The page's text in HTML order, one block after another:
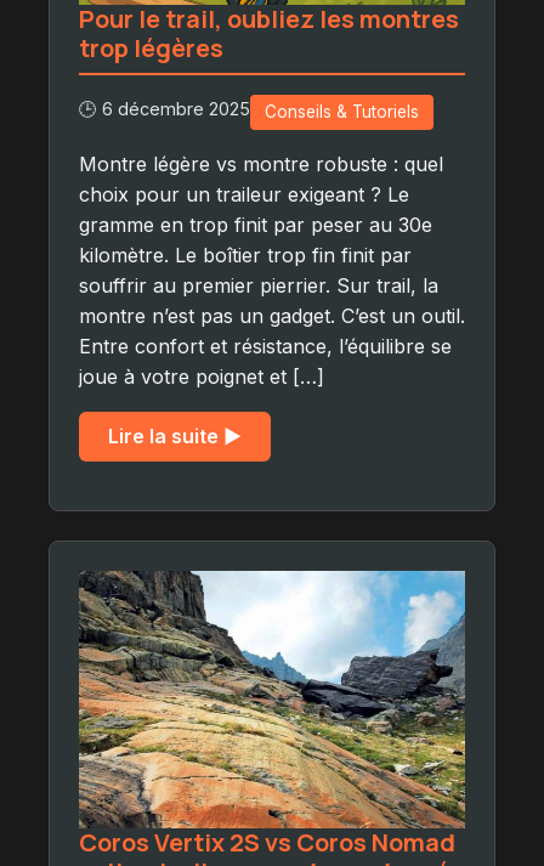
Pour le trail, oubliez les montres
trop légères
🕒 6 décembre 2025 Conseils & Tutoriels
Montre légère vs montre robuste : quel
choix pour un traileur exigeant ? Le
gramme en trop finit par peser au 30e
kilomètre. Le boîtier trop fin finit par
souffrir au premier pierrier. Sur trail, la
montre n’est pas un gadget. C’est un outil.
Entre confort et résistance, l’équilibre se
joue à votre poignet et […]
Lire la suite ▶︎
Coros Vertix 2S vs Coros Nomad